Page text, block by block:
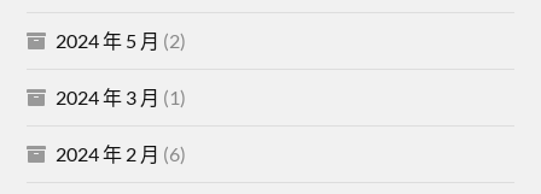
2024 年 5 月 (2)
2024 年 3 月 (1)
2024 年 2 月 (6)